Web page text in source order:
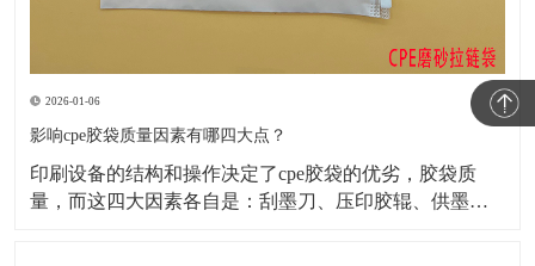
2026-01-06
影响cpe胶袋质量因素有哪四大点？
​印刷设备的结构和操作决定了cpe胶袋的优劣，胶袋质
量，而这四大因素各自是：刮墨刀、压印胶辊、供墨系